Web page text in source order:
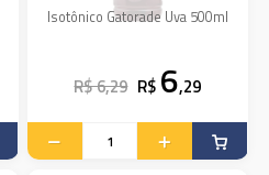
Isotônico Gatorade Uva 500ml
R$ 6,29 R$ 6,29